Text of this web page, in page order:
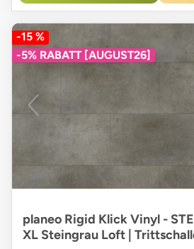
-15 %
-5% RABATT [AUGUST26]
planeo Rigid Klick Vinyl -
XL Steingrau Loft |